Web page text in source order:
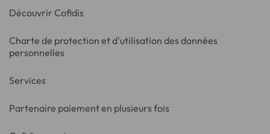
Découvrir Cofidis
Charte de protection et d'utilisation des données
personnelles
Services
Partenaire paiement en plusieurs fois